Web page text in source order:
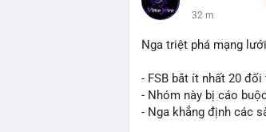
#whalealert,
chuyển ví lạnh:#45btc
32 m
Nga triệt phá mạng
- FSB bắt ít nhất 20
- Nhóm này bị cáo
- Nga khẳng định các